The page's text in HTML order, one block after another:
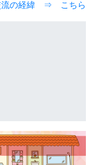
流の経緯 ⇒ こちら